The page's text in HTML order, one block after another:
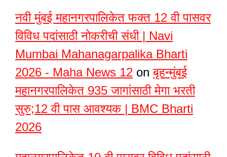
नवी मुंबई महानगरपालिकेत फक्त 12 वी पासवर
विविध पदांसाठी नोकरीची संधी | Navi
Mumbai Mahanagarpalika Bharti
2026 - Maha News 12 onबृहन्मुंबई
महानगरपालिकेत 935 जागांसाठी मेगा भरती
सुरु;12 वी पास आवश्यक | BMC Bharti
2026